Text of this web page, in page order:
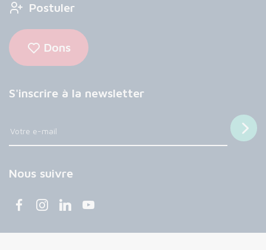
Postuler
Dons
S'inscrire à la newsletter
Nous suivre